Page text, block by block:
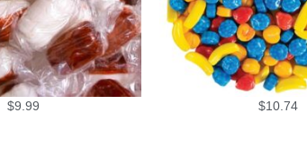
$9.99 $10.74